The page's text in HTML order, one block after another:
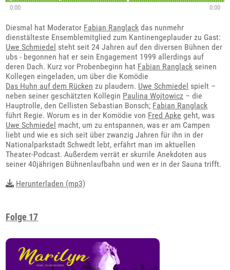
0:00
0:00
Diesmal hat Moderator Fabian Ranglack das nunmehr
dienstälteste Ensemblemitglied zum Kantinengeplauder zu Gast:
Uwe Schmiedel steht seit 24 Jahren auf den diversen Bühnen der
ubs - begonnen hat er sein Engagement 1999 allerdings auf
deren Dach. Kurz vor Probenbeginn hat Fabian Ranglack seinen
Kollegen eingeladen, um über die Komödie
Das Huhn auf dem Rücken zu plaudern. Uwe Schmiedel spielt –
neben seiner geschätzten Kollegin Paulina Wojtowicz – die
Hauptrolle, den Cellisten Sebastian Bonsch; Fabian Ranglack
führt Regie. Worum es in der Komödie von Fred Apke geht, was
Uwe Schmiedel macht, um zu entspannen, was er am Campen
liebt und wie es sich seit über zwanzig Jahren für ihn in der
Nationalparkstadt Schwedt lebt, erfährt man im aktuellen
Theater-Podcast. Außerdem verrät er skurrile Anekdoten aus
seiner 40jährigen Bühnenlaufbahn und wen er in der Sauna trifft.
Herunterladen (mp3)
Folge 17